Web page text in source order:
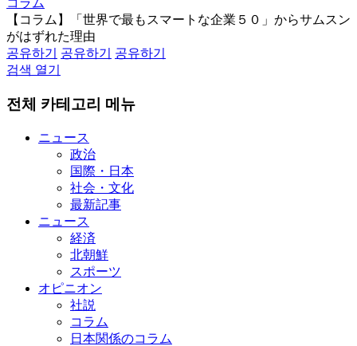
コラム
【コラム】「世界で最もスマートな企業５０」からサムスン
がはずれた理由
공유하기
공유하기
공유하기
검색 열기
전체 카테고리 메뉴
ニュース
政治
国際・日本
社会・文化
最新記事
ニュース
経済
北朝鮮
スポーツ
オピニオン
社説
コラム
日本関係のコラム